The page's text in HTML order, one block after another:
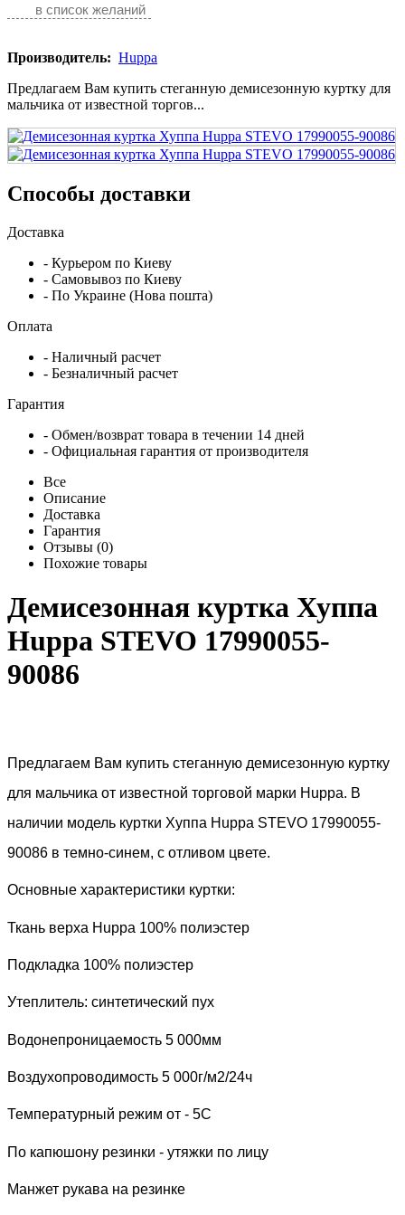
в список желаний
Производитель: Huppa
Предлагаем Вам купить стеганную демисезонную куртку для
мальчика от известной торгов...
Способы доставки
Доставка
- Курьером по Киеву
- Самовывоз по Киеву
- По Украине (Нова пошта)
Оплата
- Наличный расчет
- Безналичный расчет
Гарантия
- Обмен/возврат товара в течении 14 дней
- Официальная гарантия от производителя
Все
Описание
Доставка
Гарантия
Отзывы (0)
Похожие товары
Демисезонная куртка Хуппа
Huppa STEVO 17990055-
90086
Предлагаем Вам купить стеганную демисезонную куртку
для мальчика от известной торговой марки Huppa. В
наличии модель куртки Хуппа H uppa STEVO 17990055-
90086 в темно-синем, с отливом цвете.
Основные характеристики куртки:
Ткань верха Huppa 100% полиэстер
Подкладка 100% полиэстер
Утеплитель: синтетический пух
Водонепроницаемость 5 000мм
Воздухопроводимость 5 000г/м2/24ч
Температурный режим от - 5С
По капюшону резинки - утяжки по лицу
Манжет рукава на резинке